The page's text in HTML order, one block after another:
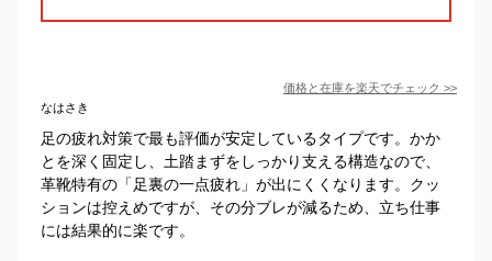
価格と在庫を楽天でチェック >>
なはさき
足の疲れ対策で最も評価が安定しているタイプです。かか
とを深く固定し、土踏まずをしっかり支える構造なので、
革靴特有の「足裏の一点疲れ」が出にくくなります。クッ
ションは控えめですが、その分ブレが減るため、立ち仕事
には結果的に楽です。